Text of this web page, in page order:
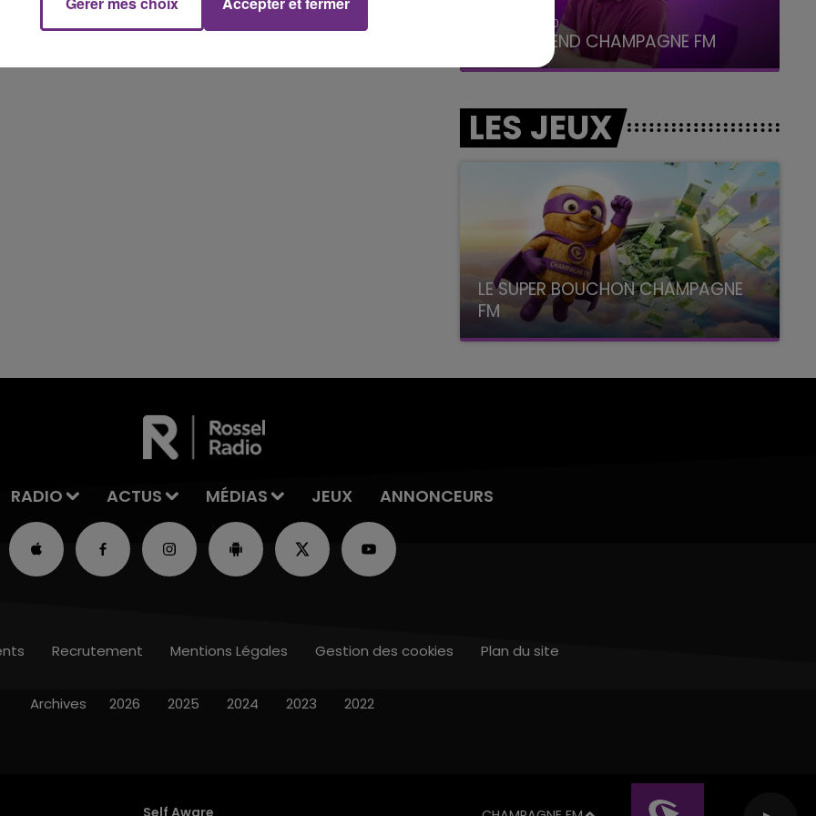
16h00 - 20h00
LE WEEK-END CHAMPAGNE FM
LES JEUX
LE SUPER BOUCHON CHAMPAGNE
FM
avec La Famille Champagne FM, à 8H10
RADIO ACTUS MÉDIAS JEUX ANNONCEURS
Self Aware
Recrutement Mentions Légales Gestion des cookies Plan du site
Archives 2026 2025 2024 2023 2022